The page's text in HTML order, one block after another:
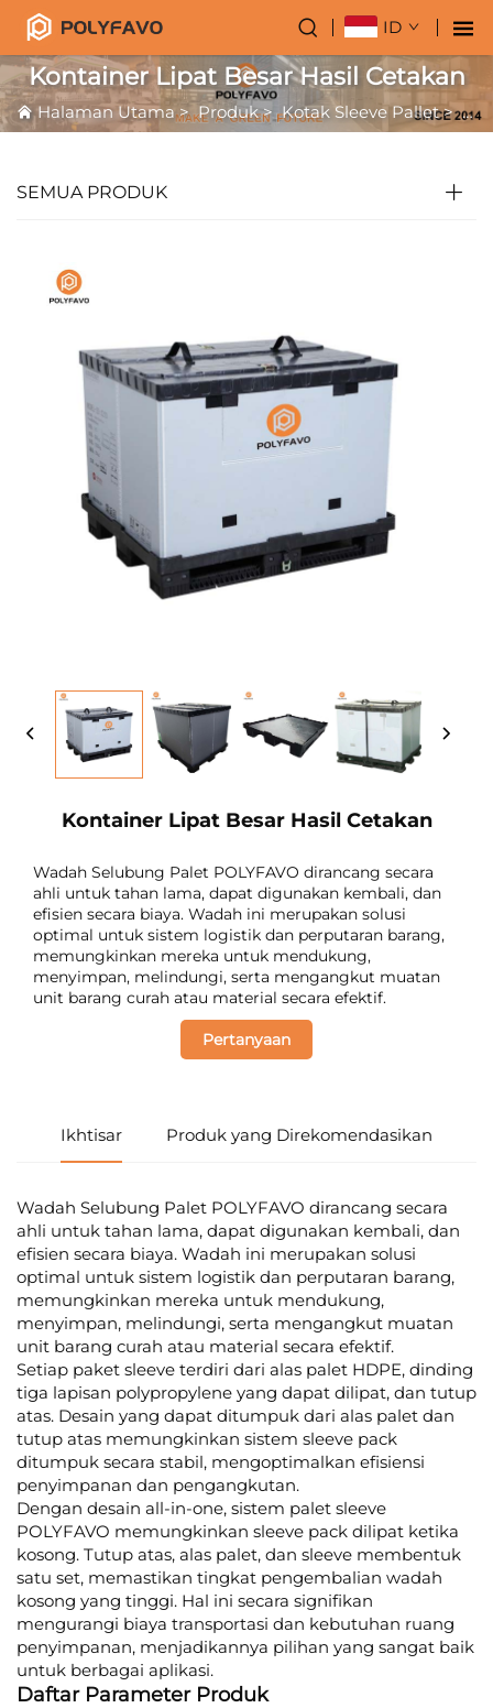
ID
Kontainer Lipat Besar Hasil Cetakan
Halaman Utama>Produk>Kotak Sleeve Pallet>
SEMUA PRODUK
Kontainer Lipat Besar Hasil Cetakan
Wadah Selubung Palet POLYFAVO dirancang secara
ahli untuk tahan lama, dapat digunakan kembali, dan
efisien secara biaya. Wadah ini merupakan solusi
optimal untuk sistem logistik dan perputaran barang,
memungkinkan mereka untuk mendukung,
menyimpan, melindungi, serta mengangkut muatan
unit barang curah atau material secara efektif.
Pertanyaan
Ikhtisar Produk yang Direkomendasikan
Wadah Selubung Palet POLYFAVO dirancang secara
ahli untuk tahan lama, dapat digunakan kembali, dan
efisien secara biaya. Wadah ini merupakan solusi
optimal untuk sistem logistik dan perputaran barang,
memungkinkan mereka untuk mendukung,
menyimpan, melindungi, serta mengangkut muatan
unit barang curah atau material secara efektif.
Setiap paket sleeve terdiri dari alas palet HDPE, dinding
tiga lapisan polypropylene yang dapat dilipat, dan tutup
atas. Desain yang dapat ditumpuk dari alas palet dan
tutup atas memungkinkan sistem sleeve pack
ditumpuk secara stabil, mengoptimalkan efisiensi
penyimpanan dan pengangkutan.
Dengan desain all-in-one, sistem palet sleeve
POLYFAVO memungkinkan sleeve pack dilipat ketika
kosong. Tutup atas, alas palet, dan sleeve membentuk
satu set, memastikan tingkat pengembalian wadah
kosong yang tinggi. Hal ini secara signifikan
mengurangi biaya transportasi dan kebutuhan ruang
penyimpanan, menjadikannya pilihan yang sangat baik
untuk berbagai aplikasi.
Daftar Parameter Produk